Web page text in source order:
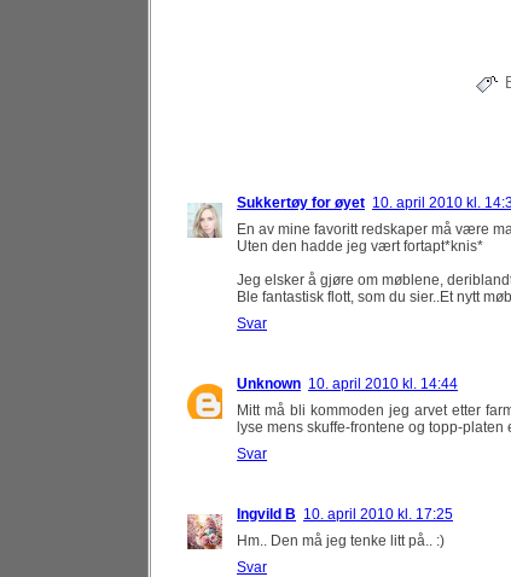
Sukkertøy for øyet 10. april 2010 kl.
En av mine favoritt redskaper må være
Uten den hadde jeg vært fortapt*knis*
Jeg elsker å gjøre om møblene,
Ble fantastisk flott, som du sier..Et nytt
Svar
Unknown 10. april 2010 kl. 14:44
Mitt må bli kommoden jeg arvet etter
lyse mens skuffe-frontene og topp-platen
Svar
Ingvild B 10. april 2010 kl. 17:25
Hm.. Den må jeg tenke litt på.. :)
Svar